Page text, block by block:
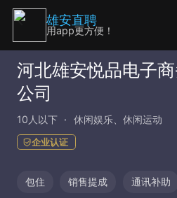
河北雄安悦品电子
公司
10人以下 休闲娱乐、休闲运动
企业认证
包住 销售提成 通讯补助
雄安直聘
用app更方便！